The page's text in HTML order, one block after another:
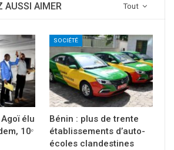
Tout
AUSSI AIMER
élu
10ᵉ
SOCIÉTÉ
Bénin : plus de trente
établissements d’auto-
écoles clandestines